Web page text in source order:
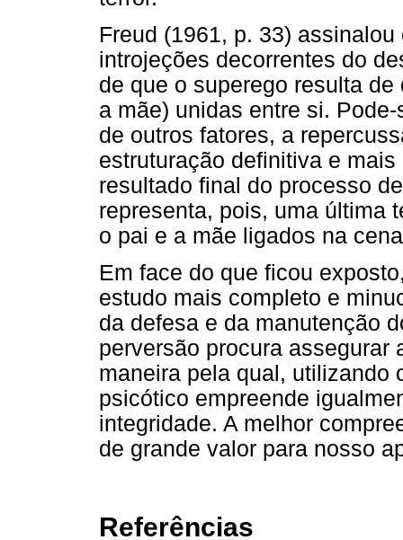
Freud (1961, p. 33)
introjeções decorrentes do
de que o superego resulta
a mãe) unidas entre si.
de outros fatores, a
estruturação definitiva e
resultado final do processo
representa, pois, uma última
o pai e a mãe ligados na
Em face do que ficou
estudo mais completo e
da defesa e da manutenção
perversão procura assegurar
maneira pela qual, utilizando
psicótico empreende
integridade. A melhor
de grande valor para nosso
Referências